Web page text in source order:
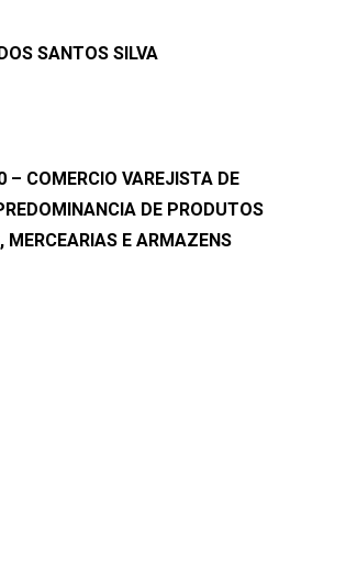
SANTOS SILVA
– COMERCIO VAREJISTA DE
DE PRODUTOS
E ARMAZENS